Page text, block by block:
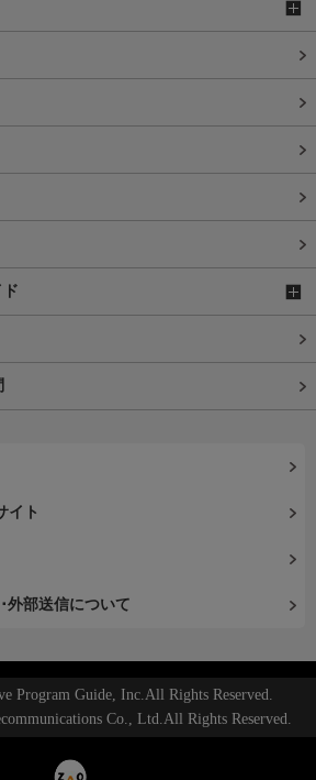
イト
外部送信について
Program Guide, Inc.All Rights Reserved.
Co., Ltd.All Rights Reserved.